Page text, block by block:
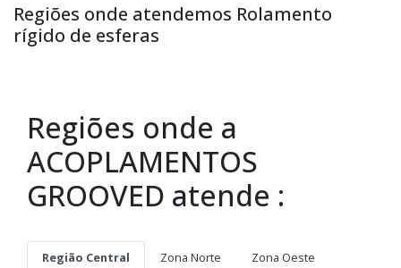
Regiões onde atendemos Rolamento
rígido de esferas
Regiões onde a
ACOPLAMENTOS
GROOVED atende :
Região Central Zona Norte
Zona Oeste